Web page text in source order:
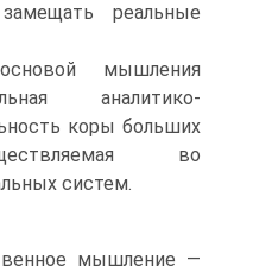
реальные
мышления
аналитико-
коры больших
во
систем.
мышление —